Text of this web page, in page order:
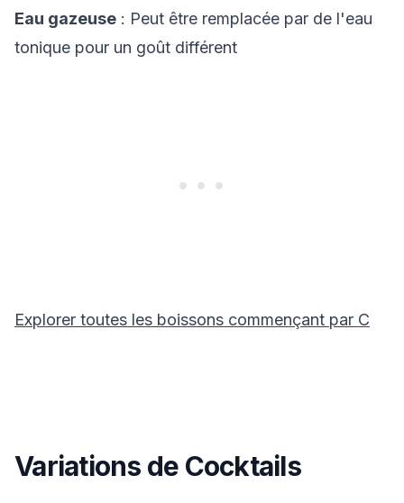
Eau gazeuse : Peut être remplacée par de l'eau
tonique pour un goût différent
Explorer toutes les boissons commençant par C
Variations de Cocktails